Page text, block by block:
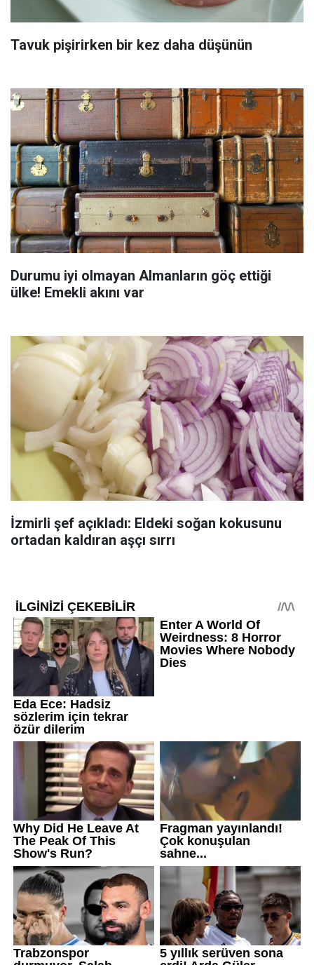
Tavuk pişirirken bir kez daha düşünün
Durumu iyi olmayan Almanların göç ettiği
ülke! Emekli akını var
İzmirli şef açıkladı: Eldeki soğan kokusunu
ortadan kaldıran aşçı sırrı